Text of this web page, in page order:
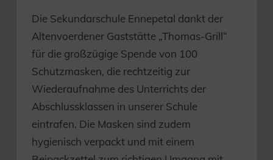
Die Sekundarschule Ennepetal dankt der
Altenvoerdener Gaststätte „Thomas-Grill“
für die großzügige Spende von 100
Schutzmasken, die rechtzeitig zur
Wiederaufnahme des Unterrichts der
Abschlussklassen in unserer Schule
eintrafen. Die Masken sind zudem
hygienisch verpackt und mit einem